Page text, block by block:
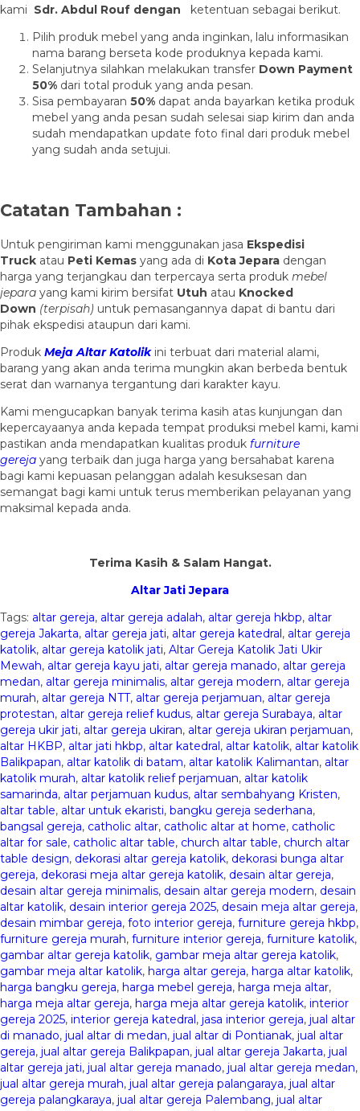
kami Sdr. Abdul Rouf dengan ketentuan sebagai berikut.
Pilih produk mebel yang anda inginkan, lalu informasikan
nama barang berseta kode produknya kepada kami.
Selanjutnya silahkan melakukan transfer Down Payment
50% dari total produk yang anda pesan.
Sisa pembayaran 50% dapat anda bayarkan ketika produk
mebel yang anda pesan sudah selesai siap kirim dan anda
sudah mendapatkan update foto final dari produk mebel
yang sudah anda setujui.
Catatan Tambahan :
Untuk pengiriman kami menggunakan jasa Ekspedisi
Truck atau Peti Kemas yang ada di Kota Jepara dengan
harga yang terjangkau dan terpercaya serta produk mebel
jepara yang kami kirim bersifat Utuh atau Knocked
Down (terpisah) untuk pemasangannya dapat di bantu dari
pihak ekspedisi ataupun dari kami.
Produk Meja Altar Katolikini terbuat dari material alami,
barang yang akan anda terima mungkin akan berbeda bentuk
serat dan warnanya tergantung dari karakter kayu.
Kami mengucapkan banyak terima kasih atas kunjungan dan
kepercayaanya anda kepada tempat produksi mebel kami, kami
pastikan anda mendapatkan kualitas produk furniture
gereja yang terbaik dan juga harga yang bersahabat karena
bagi kami kepuasan pelanggan adalah kesuksesan dan
semangat bagi kami untuk terus memberikan pelayanan yang
maksimal kepada anda.
Terima Kasih & Salam Hangat.
Altar Jati Jepara
Tags: altar gereja, altar gereja adalah, altar gereja hkbp, altar
gereja Jakarta, altar gereja jati, altar gereja katedral , altar gereja
katolik, altar gereja katolik jati, Altar Gereja Katolik Jati Ukir
Mewah, altar gereja kayu jati, altar gereja manado, altar gereja
medan, altar gereja minimalis, altar gereja modern, altar gereja
murah, altar gereja NTT, altar gereja perjamuan, altar gereja
protestan, altar gereja relief kudus, altar gereja Surabaya, altar
gereja ukir jati, altar gereja ukiran, altar gereja ukiran perjamuan,
altar HKBP, altar jati hkbp, altar katedral , altar katolik, altar katolik
Balikpapan, altar katolik di batam, altar katolik Kalimantan, altar
katolik murah, altar katolik relief perjamuan, altar katolik
samarinda, altar perjamuan kudus, altar sembahyang Kristen,
altar table, altar untuk ekaristi, bangku gereja sederhana,
bangsal gereja, catholic altar, catholic altar at home, catholic
altar for sale, catholic altar table, church altar table, church altar
table design, dekorasi altar gereja katolik, dekorasi bunga altar
gereja, dekorasi meja altar gereja katolik, desain altar gereja,
desain altar gereja minimalis, desain altar gereja modern, desain
altar katolik, desain interior gereja 2025, desain meja altar gereja,
desain mimbar gereja, foto interior gereja, furniture gereja hkbp,
furniture gereja murah, furniture interior gereja, furniture katolik,
gambar altar gereja katolik, gambar meja altar gereja katolik,
gambar meja altar katolik, harga altar gereja, harga altar katolik,
harga bangku gereja, harga mebel gereja, harga meja altar,
harga meja altar gereja, harga meja altar gereja katolik, interior
gereja 2025, interior gereja katedral , jasa interior gereja, jual altar
di manado, jual altar di medan, jual altar di Pontianak, jual altar
gereja, jual altar gereja Balikpapan, jual altar gereja Jakarta, jual
altar gereja jati, jual altar gereja manado, jual altar gereja medan,
jual altar gereja murah, jual altar gereja palangaraya, jual altar
gereja palangkaraya, jual altar gereja Palembang, jual altar